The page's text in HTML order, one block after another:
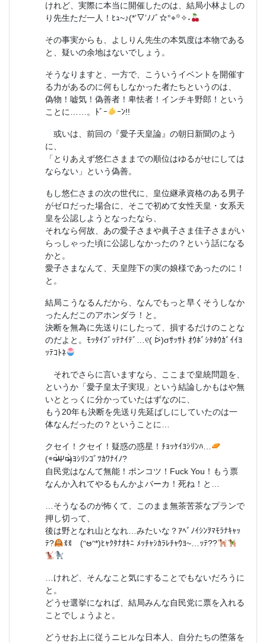
けれど、実際に本当に開催したのは、結局小林よしの
り先生ただ一人！ﾋｭ~♪(*’▽’ﾉﾉﾞ☆°⌖꙳✧˖
その事実からも、よしりん先生の本気度は本物である
と、疑いの余地はないでしょう。
そうなりますと、一方で、こういうイベントを開催す
る力があるのに何もしなかった者たちというのは、
偽物！嘘気！偽善者！卑怯者！インチキ野郎！という
ことに……。ﾄﾞｰ
ｰﾝ!!
或いは、前回の『愛子天皇論』の朝日新聞のよう
に、
「とりあえず悠仁さままでの順位はゆるがせにしては
ならない」という偽善。
もし悠仁さまの次の世代に、皇位継承資格のある男子
がゼロだった場合に、そこで初めて女性天皇・女系天
皇を公認しようとなったなら、
それなら何故、あの愛子さまや眞子さま佳子さまがい
らっしゃった頃に公認しなかったの？という話になる
かと。
愛子さまなんて、天皇陛下の実の娘様であったのに！
と。
結局こうなるんだから、なんでもっと早くそうしなか
ったんだこのアホンダラ！と。
決断を無為に先送りにしたって、損するだけのことな
のだよと。ﾓｯﾀｲﾌﾞｯﾃﾅｲﾃﾞ…୧( ᐖ)σｻｯｻﾄ ｵｳﾎﾞｼﾀﾎｳｶﾞｲｲﾖ
ｯﾃｺﾄﾈ
それでさらに言いますなら、ここまで皇統問題を、
というか「愛子皇太子実現」という結論しかもはや無
いととっくに分かっていたはずなのに、
もう20年も決断を先送り先延ばしにしていたのは一
体なんだったの？ということに…
クセイ！クセイ！疑惑の惑星！ﾁｮｯｹｲﾖｼﾘﾝﾊ…
(⌯¤̴̶̷̀Ψ¤̴̶̷́)ﾖｼﾘﾝｺﾞﾂｶﾜﾅｲﾉ?
自民党はなんて無能！ポンコツ！Fuck You！もう票
なんか入れてやるもんかよバーカ！死ね！と…
…そうなるのが怖くて、このまま無茶苦茶なプランで
押し切って、
後は野となれ山となれ…みたいな？ｱﾍﾞﾉｲｼﾝｦﾏﾓﾗﾅｷｬｯ
ﾃ?
ꉂꉂゞ(ᵔဗᵔ*)ﾋｬｸﾀﾅｵｷﾆ ﾒｯﾁｬｼｶﾗﾚﾁｬｳﾖ~…ｯﾃ??
…けれど、そんなこと気にすることでもないだろうに
と。
どうせ選挙になれば、結局みんな自民党に票を入れる
ことでしょうよと。
どうせお上に従うニヒルな日本人、自分たちの堕落を